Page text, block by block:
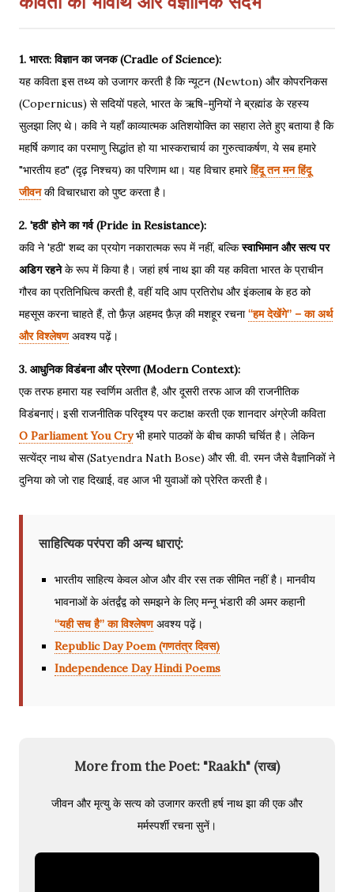
1. भारत: विज्ञान का जनक (Cradle of Science):
यह कविता इस तथ्य को उजागर करती है कि न्यूटन (Newton) और कोपरनिकस
(Copernicus) से सदियों पहले, भारत के ऋषि-मुनियों ने ब्रह्मांड के रहस्य
सुलझा लिए थे। कवि ने यहाँ काव्यात्मक अतिशयोक्ति का सहारा लेते हुए बताया है कि
महर्षि कणाद का परमाणु सिद्धांत हो या भास्कराचार्य का गुरुत्वाकर्षण, ये सब हमारे
"भारतीय हठ" (दृढ़ निश्चय) का परिणाम था। यह विचार हमारेहिंदू तन मन हिंदू
जीवनकी विचारधारा को पुष्ट करता है।
2. 'हठी' होने का गर्व (Pride in Resistance):
कवि ने 'हठी' शब्द का प्रयोग नकारात्मक रूप में नहीं, बल्किस्वाभिमान और सत्य पर
अडिग रहनेके रूप में किया है। जहां हर्ष नाथ झा की यह कविता भारत के प्राचीन
गौरव का प्रतिनिधित्व करती है, वहीं यदि आप प्रतिरोध और इंकलाब के हठ को
महसूस करना चाहते हैं, तो फ़ैज़ अहमद फ़ैज़ की मशहूर रचना“हम देखेंगे” – का अर्थ
और विश्लेषणअवश्य पढ़ें।
3. आधुनिक विडंबना और प्रेरणा (Modern Context):
एक तरफ हमारा यह स्वर्णिम अतीत है, और दूसरी तरफ आज की राजनीतिक
विडंबनाएं। इसी राजनीतिक परिदृश्य पर कटाक्ष करती एक शानदार अंग्रेजी कविता
O Parliament You Cryभी हमारे पाठकों के बीच काफी चर्चित है। लेकिन
सत्येंद्र नाथ बोस (Satyendra Nath Bose) और सी. वी. रमन जैसे वैज्ञानिकों ने
दुनिया को जो राह दिखाई, वह आज भी युवाओं को प्रेरित करती है।
साहित्यिक परंपरा की अन्य धाराएं:
भारतीय साहित्य केवल ओज और वीर रस तक सीमित नहीं है। मानवीय
भावनाओं के अंतर्द्वंद्व को समझने के लिए मन्नू भंडारी की अमर कहानी
“यही सच है” का विश्लेषणअवश्य पढ़ें।
Republic Day Poem (गणतंत्र दिवस)
Independence Day Hindi Poems
More from the Poet: "Raakh" (राख)
जीवन और मृत्यु के सत्य को उजागर करती हर्ष नाथ झा की एक और
मर्मस्पर्शी रचना सुनें।